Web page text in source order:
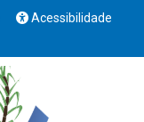
Acessibilidade